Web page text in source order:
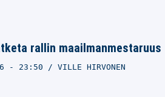
rallin maailmanmestaruus
- 23:50 VILLE HIRVONEN